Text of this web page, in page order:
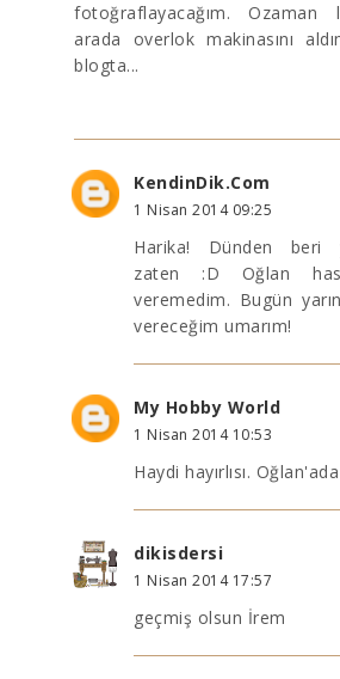
fotoğraflayacağım.
arada overlok makinasını
blogta...
KendinDik.Com
1 Nisan 2014 09:25
Harika! Dünden beri
zaten :D Oğlan
veremedim. Bugün
vereceğim umarım!
My Hobby World
1 Nisan 2014 10:53
Haydi hayırlısı.
dikisdersi
1 Nisan 2014 17:57
geçmiş olsun İrem